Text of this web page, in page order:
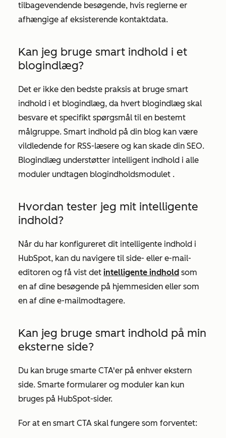
tilbagevendende besøgende, hvis reglerne er
afhængige af eksisterende kontaktdata.
Kan jeg bruge smart indhold i et
blogindlæg?
Det er ikke den bedste praksis at bruge smart
indhold i et blogindlæg, da hvert blogindlæg skal
besvare et specifikt spørgsmål til en bestemt
målgruppe. Smart indhold på din blog kan være
vildledende for RSS-læsere og kan skade din SEO.
Blogindlæg understøtter intelligent indhold i alle
moduler undtagen blogindholdsmodulet .
Hvordan tester jeg mit intelligente
indhold?
Når du har konfigureret dit intelligente indhold i
HubSpot, kan du navigere til side- eller e-mail-
editoren og få vist det intelligente indhold som
en af dine besøgende på hjemmesiden eller som
en af dine e-mailmodtagere.
Kan jeg bruge smart indhold på min
eksterne side?
Du kan bruge smarte CTA'er på enhver ekstern
side. Smarte formularer og moduler kan kun
bruges på HubSpot-sider.
For at en smart CTA skal fungere som forventet: